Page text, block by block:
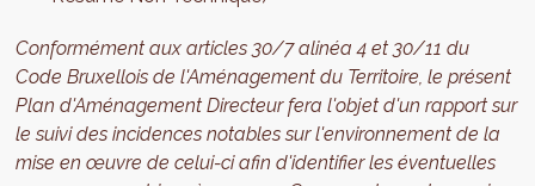
Conformément aux articles 30/7 alinéa 4 et 30/11 du
Code Bruxellois de l'Aménagement du Territoire, le présent
Plan d'Aménagement Directeur fera l'objet d'un rapport sur
le suivi des incidences notables sur l'environnement de la
mise en œuvre de celui-ci afin d'identifier les éventuelles